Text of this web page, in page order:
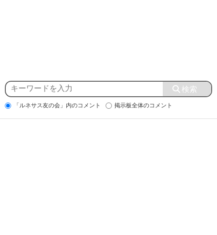
「ルネサス友の会」内のコメント 掲示板全体のコメント